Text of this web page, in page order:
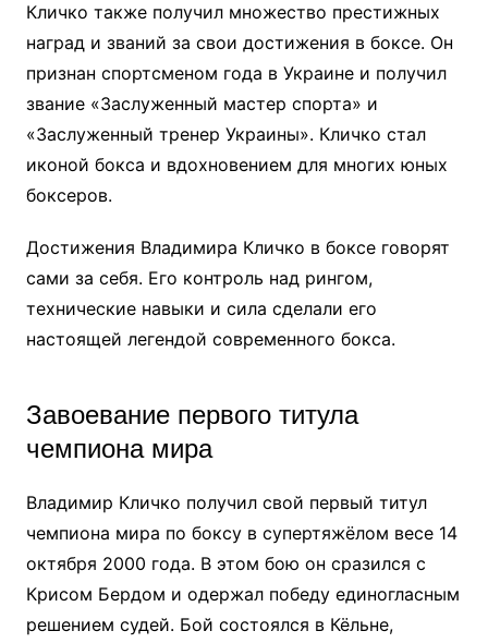
Кличко также получил множество престижных
наград и званий за свои достижения в боксе. Он
признан спортсменом года в Украине и получил
звание «Заслуженный мастер спорта» и
«Заслуженный тренер Украины». Кличко стал
иконой бокса и вдохновением для многих юных
боксеров.
Достижения Владимира Кличко в боксе говорят
сами за себя. Его контроль над рингом,
технические навыки и сила сделали его
настоящей легендой современного бокса.
Завоевание первого титула
чемпиона мира
Владимир Кличко получил свой первый титул
чемпиона мира по боксу в супертяжёлом весе 14
октября 2000 года. В этом бою он сразился с
Крисом Бердом и одержал победу единогласным
решением судей. Бой состоялся в Кёльне,